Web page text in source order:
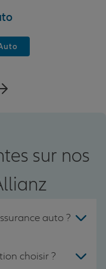
sur nos
auto ?
choisir ?